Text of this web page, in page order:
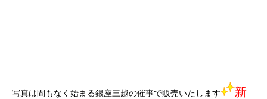
写真は間もなく始まる銀座三越の催事で販売いたします 新